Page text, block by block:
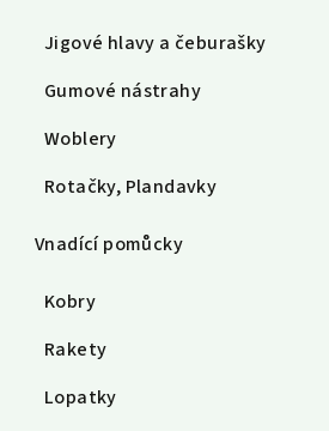
Jigové hlavy a čeburašky
Gumové nástrahy
Woblery
Rotačky, Plandavky
Vnadící pomůcky
Kobry
Rakety
Lopatky